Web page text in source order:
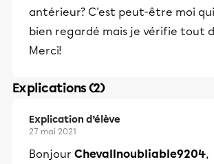
antérieur? C'est peut-être moi
bien regardé mais je vérifie tout
Merci!
Explications (2)
Explication d’élève
27 mai 2021
Bonjour ChevalInoubliable9204,